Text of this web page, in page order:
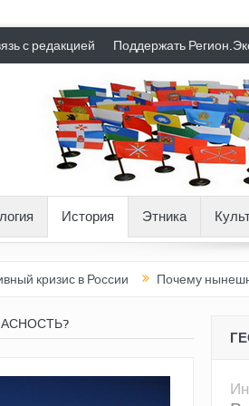
с редакцией Поддержать
История Этника
в России Почему нынешняя